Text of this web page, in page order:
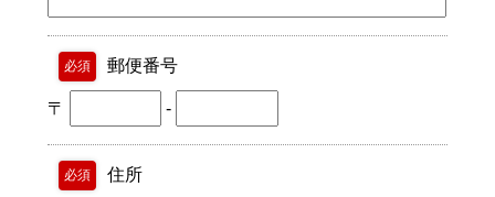
必須 郵便番号
〒 -
必須 住所